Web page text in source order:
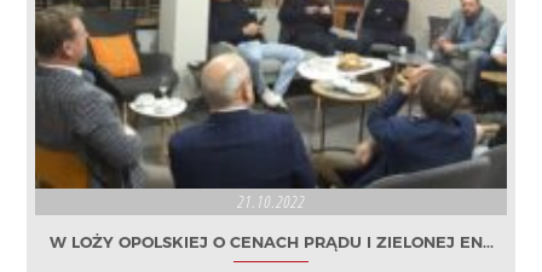
21.10.2022
W LOŻY OPOLSKIEJ O CENACH PRĄDU I ZIELONEJ EN...